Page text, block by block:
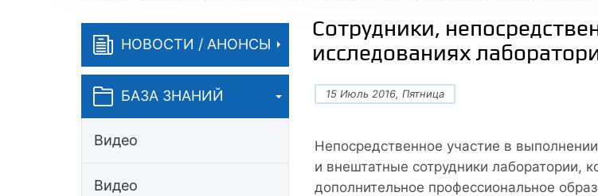
НОВОСТИ / АНОНСЫ
БАЗА ЗНАНИЙ
Видео
Видео
Сотрудники,
исследованиях
15 Июль 2016, Пятница
Непосредственное участие в
и внештатные сотрудники лаборатории,
дополнительное профессиональное